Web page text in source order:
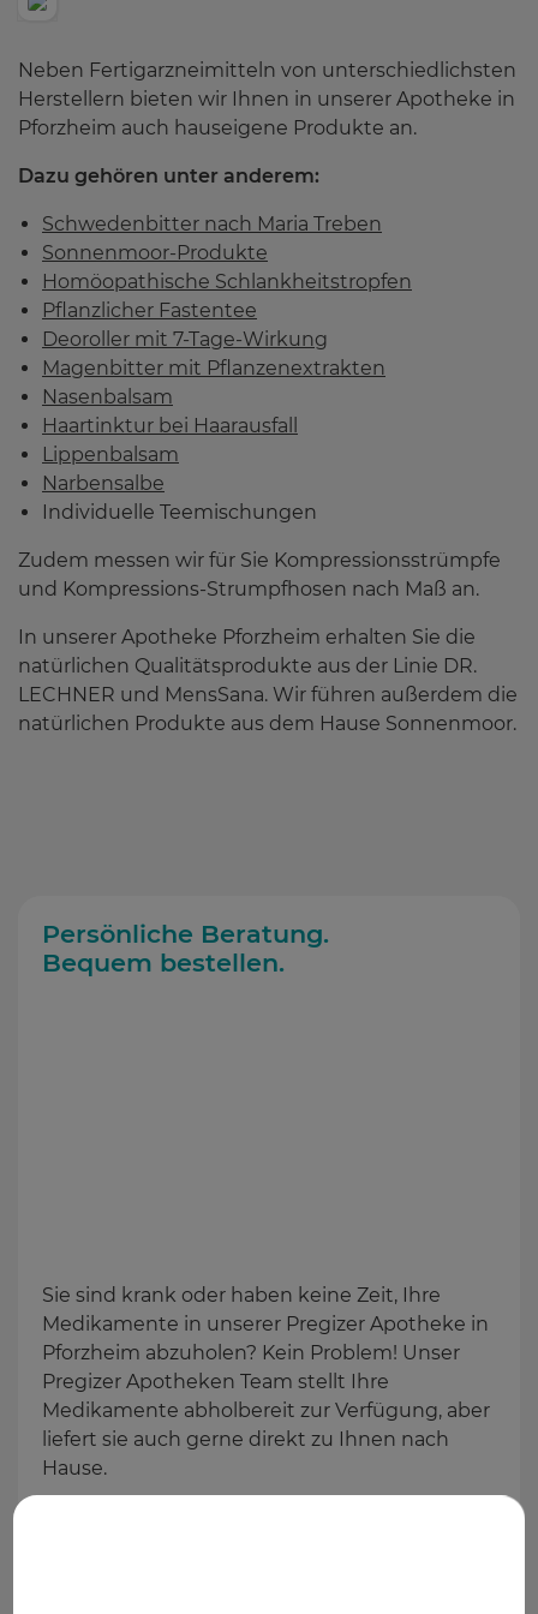
Sonnenmoor-Produkte
Homöopathische Schlankheitstropfen
Deoroller mit 7-Tage-Wirkung
Haartinktur bei Haarausfall
Lippenbalsam
Narbensalbe
Verdauungstropfen
Pflegender Nasenbalsam
Schmerzgelroller
Wissenswertes
Neben Fertigarzneimitteln von unterschiedlichsten
Herstellern bieten wir Ihnen in unserer Apotheke in
Pforzheim auch hauseigene Produkte an.
Dazu gehören unter anderem:
Schwedenbitter nach Maria Treben
Sonnenmoor-Produkte
Homöopathische Schlankheitstropfen
Pflanzlicher Fastentee
Deoroller mit 7-Tage-Wirkung
Magenbitter mit Pflanzenextrakten
Nasenbalsam
Haartinktur bei Haarausfall
Lippenbalsam
Narbensalbe
Individuelle Teemischungen
Zudem messen wir für Sie Kompressionsstrümpfe
und Kompressions-Strumpfhosen nach Maß an.
In unserer Apotheke Pforzheim erhalten Sie die
natürlichen Qualitätsprodukte aus der Linie DR.
LECHNER und MensSana. Wir führen außerdem die
natürlichen Produkte aus dem Hause Sonnenmoor.
Persönliche Beratung.
Bequem bestellen.
Sie sind krank oder haben keine Zeit, Ihre
Medikamente in unserer Pregizer Apotheke in
Pforzheim abzuholen? Kein Problem! Unser
Pregizer Apotheken Team stellt Ihre
Medikamente abholbereit zur Verfügung, aber
liefert sie auch gerne direkt zu Ihnen nach
Hause.